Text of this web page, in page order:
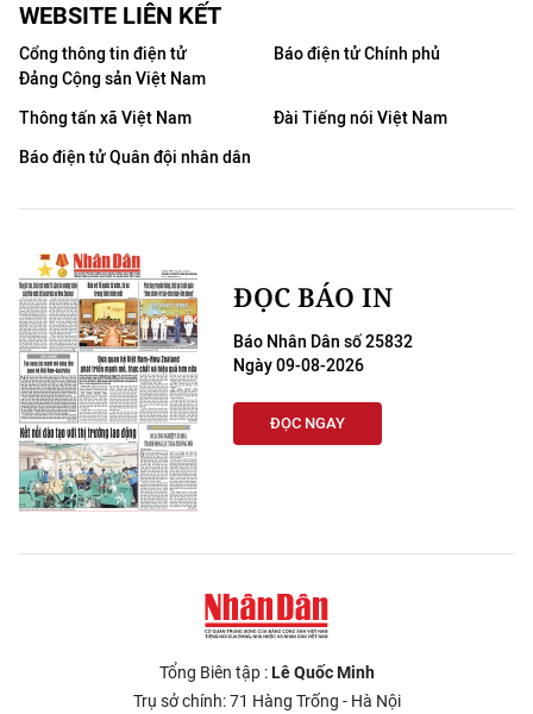
WEBSITE LIÊN KẾT
Cổng thông tin điện tử
Đảng Cộng sản Việt Nam
Báo điện tử Chính phủ
Thông tấn xã Việt Nam
Đài Tiếng nói Việt Nam
Báo điện tử Quân đội nhân dân
ĐỌC BÁO IN
Báo Nhân Dân số 25832
Ngày 09-08-2026
ĐỌC NGAY
Tổng Biên tập :Lê Quốc Minh
Trụ sở chính: 71 Hàng Trống - Hà Nội